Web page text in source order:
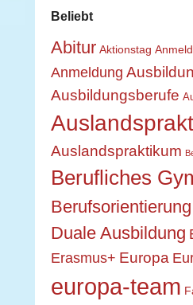
Beliebt
Abitur Aktionstag
Anmeldung
Ausbildungsberufe
Auslandspraktikum
Berufliches
Berufsorientierung
Duale Ausbildung
Erasmus+ Europa
europa-team